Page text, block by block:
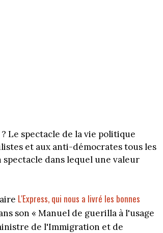
Le spectacle de la vie politique
et aux anti-démocrates tous les
dans lequel une valeur
L'Express, qui nous a livré les bonnes
son « Manuel de guerilla à l'usage
de l'Immigration et de